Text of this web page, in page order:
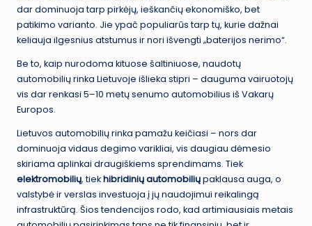
dar dominuoja tarp pirkėjų, ieškančių ekonomiško, bet
patikimo varianto. Jie ypač populiarūs tarp tų, kurie dažnai
keliauja ilgesnius atstumus ir nori išvengti „baterijos nerimo“.
Be to, kaip nurodoma kituose šaltiniuose, naudotų
automobilių rinka Lietuvoje išlieka stipri – dauguma vairuotojų
vis dar renkasi 5–10 metų senumo automobilius iš Vakarų
Europos.
Lietuvos automobilių rinka pamažu keičiasi – nors dar
dominuoja vidaus degimo varikliai, vis daugiau dėmesio
skiriama aplinkai draugiškiems sprendimams. Tiek
elektromobilių, tiekhibridinių automobiliųpaklausa auga, o
valstybė ir verslas investuoja į jų naudojimui reikalingą
infrastruktūrą. Šios tendencijos rodo, kad artimiausiais metais